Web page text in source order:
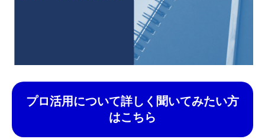
プロ活用について詳しく聞いてみたい方
はこちら